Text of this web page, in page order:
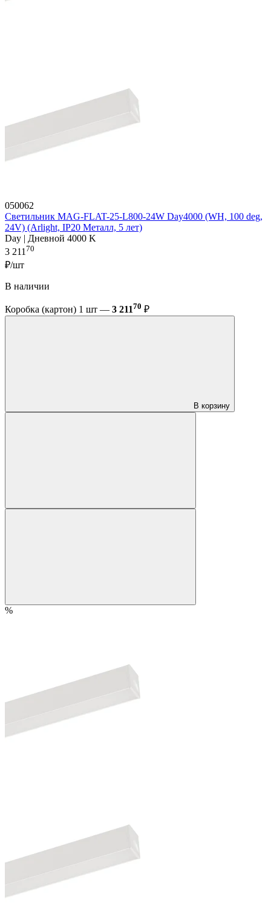
050062
Светильник MAG-FLAT-25-L800-24W Day4000 (WH, 100 deg,
24V) (Arlight, IP20 Металл, 5 лет)
Day | Дневной 4000 K
3 21170
₽/шт
В наличии
Коробка (картон) 1 шт — 3 21170 ₽
В корзину
%